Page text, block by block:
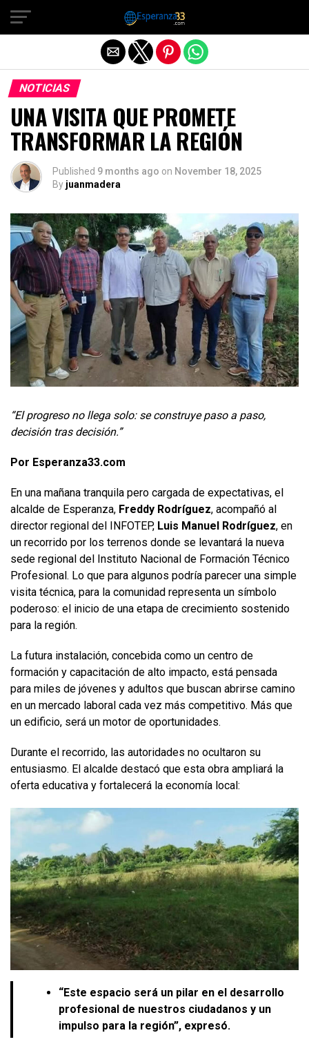
NOTICIAS
UNA VISITA QUE PROMETE
TRANSFORMAR LA REGIÓN
Published 9 months ago on November 18, 2025
By juanmadera
“El progreso no llega solo: se construye paso a paso,
decisión tras decisión.”
Por Esperanza33.com
En una mañana tranquila pero cargada de expectativas, el
alcalde de Esperanza, Freddy Rodríguez, acompañó al
director regional del INFOTEP, Luis Manuel Rodríguez, en
un recorrido por los terrenos donde se levantará la nueva
sede regional del Instituto Nacional de Formación Técnico
Profesional. Lo que para algunos podría parecer una simple
visita técnica, para la comunidad representa un símbolo
poderoso: el inicio de una etapa de crecimiento sostenido
para la región.
La futura instalación, concebida como un centro de
formación y capacitación de alto impacto, está pensada
para miles de jóvenes y adultos que buscan abrirse camino
en un mercado laboral cada vez más competitivo. Más que
un edificio, será un motor de oportunidades.
Durante el recorrido, las autoridades no ocultaron su
entusiasmo. El alcalde destacó que esta obra ampliará la
oferta educativa y fortalecerá la economía local:
“Este espacio será un pilar en el desarrollo
profesional de nuestros ciudadanos y un
impulso para la región”, expresó.
Exit mobile version